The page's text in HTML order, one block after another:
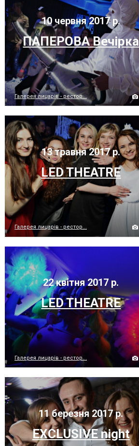
10 червня 2017 р.
ПАПЕРОВА Вечірка
Галерея лицарів - рестор...
13 травня 2017 р.
LED THEATRE
Галерея лицарів - рестор...
22 квітня 2017 р.
LED THEATRE
Галерея лицарів - рестор...
11 березня 2017 р.
EXCLUSIVE night